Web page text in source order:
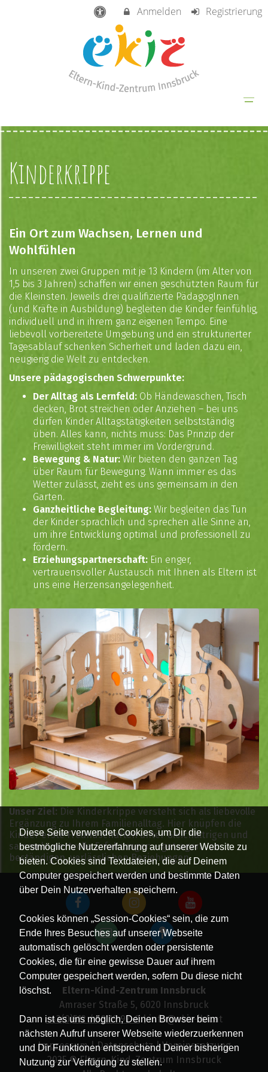
Diese Seite verwendet Cookies, um Dir die
bestmögliche Nutzererfahrung auf unserer Website zu
bieten. Cookies sind Textdateien, die auf Deinem
Computer gespeichert werden und bestimmte Daten
über Dein Nutzerverhalten speichern.
Cookies können „Session-Cookies“ sein, die zum
Ende Ihres Besuches auf unserer Webseite
automatisch gelöscht werden oder persistente
Cookies, die für eine gewisse Dauer auf ihrem
Computer gespeichert werden, sofern Du diese nicht
löschst.
Dann ist es uns möglich, Deinen Browser beim
nächsten Aufruf unserer Webseite wiederzuerkennen
und Dir Funktionen entsprechend Deiner bisherigen
Nutzung zur Verfügung zu stellen.
Anmelden Registrierung
Kinderkrippe
Ein Ort zum Wachsen, Lernen und
Wohlfühlen
In unseren zwei Gruppen mit je 13 Kindern (im Alter von
1,5 bis 3 Jahren) schaffen wir einen geschützten Raum für
die Kleinsten. Jeweils drei qualifizierte PädagogInnen
(und Kräfte in Ausbildung) begleiten die Kinder feinfühlig,
individuell und in ihrem ganz eigenen Tempo. Eine
liebevoll vorbereitete Umgebung und ein strukturierter
Tagesablauf schenken Sicherheit und laden dazu ein,
neugierig die Welt zu entdecken.
Unsere pädagogischen Schwerpunkte:
Der Alltag als Lernfeld: Ob Händewaschen, Tisch
decken, Brot streichen oder Anziehen – bei uns
dürfen Kinder Alltagstätigkeiten selbstständig
üben. Alles kann, nichts muss: Das Prinzip der
Freiwilligkeit steht immer im Vordergrund.
Bewegung & Natur: Wir bieten den ganzen Tag
über Raum für Bewegung. Wann immer es das
Wetter zulässt, zieht es uns gemeinsam in den
Garten.
Ganzheitliche Begleitung: Wir begleiten das Tun
der Kinder sprachlich und sprechen alle Sinne an,
um ihre Entwicklung optimal und professionell zu
fördern.
Erziehungspartnerschaft: Ein enger,
vertrauensvoller Austausch mit Ihnen als Eltern ist
uns eine Herzensangelegenheit.
Unser Ziel: Die Kinderkrippe versteht sich als liebevolle
Ergänzung zu Ihrem Familienalltag. Hier knüpfen die
Kinder erste Freundschaften unter Gleichaltrigen und
sammeln wertvolle Erfahrungen – getragen von
beständigen, verlässlichen Beziehungen.
Eltern-Kind-Zentrum Innsbruck
Amraser Straße 5, 6020 Innsbruck
+43(0)512 / 58 19 97-0| info@ekiz-ibk.at
Impressum|Datenschutz|Vereinssatzung
2025 © Eltern-Kind-Zentrum Innsbruck